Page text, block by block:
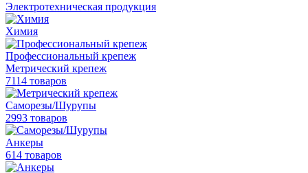
Электротехническая продукция
Химия
Профессиональный крепеж
Метрический крепеж
7114 товаров
Саморезы/Шурупы
2993 товаров
Анкеры
614 товаров